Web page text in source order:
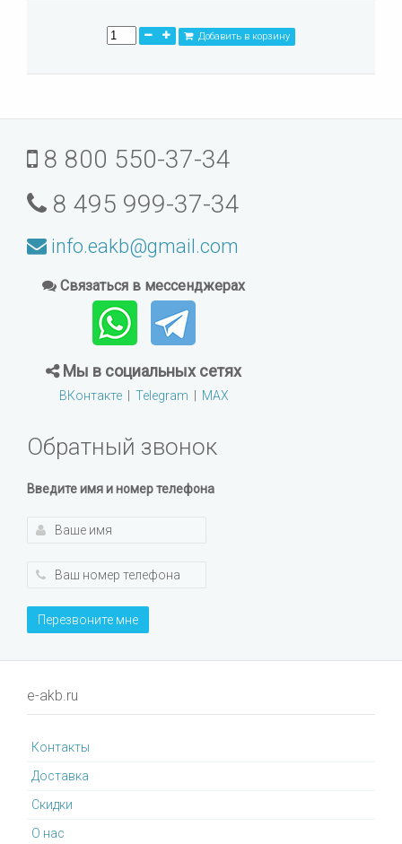
Добавить в корзину
8 800 550-37-34
8 495 999-37-34
info.eakb@gmail.com
Связаться в мессенджерах
Мы в социальных сетях
ВКонтакте| Telegram | MAX
Обратный звонок
Введите имя и номер телефона
Перезвоните мне
e-akb.ru
Контакты
Доставка
Cкидки
О нас